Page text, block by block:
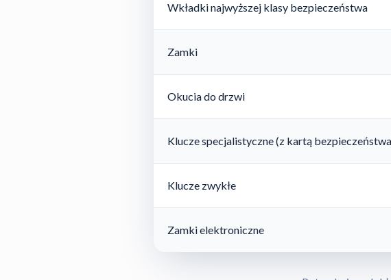
Wkładki najwyższej klasy bezpieczeństwa
Zamki
Okucia do drzwi
Klucze specjalistyczne (z kartą
Klucze zwykłe
Zamki elektroniczne